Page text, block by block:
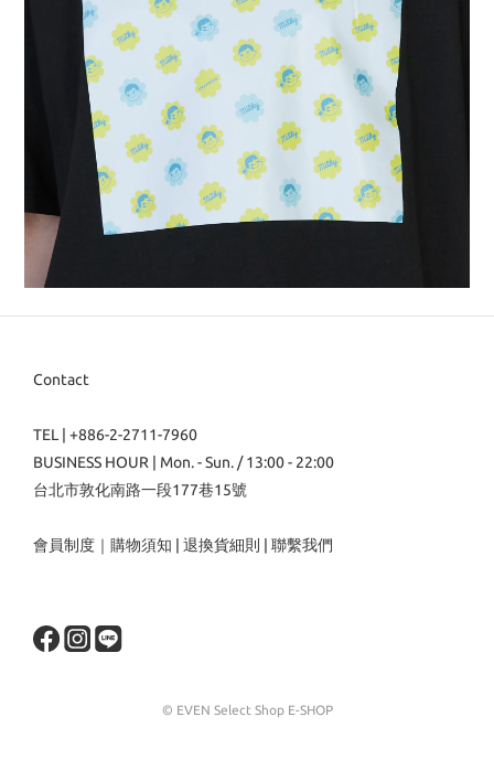
Contact
TEL | +886-2-2711-7960
BUSINESS HOUR | Mon. - Sun. / 13:00 - 22:00
台北市敦化南路一段177巷15號
會員制度 ｜ 購物須知 | 退換貨細則 | 聯繫我們
© EVEN Select Shop E-SHOP